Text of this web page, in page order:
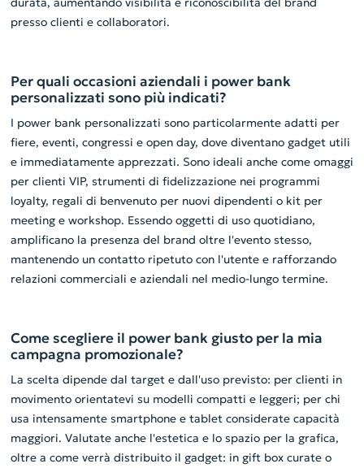
durata, aumentando visibilità e riconoscibilità del brand
presso clienti e collaboratori.
Per quali occasioni aziendali i power bank
personalizzati sono più indicati?
I power bank personalizzati sono particolarmente adatti per
fiere, eventi, congressi e open day, dove diventano gadget utili
e immediatamente apprezzati. Sono ideali anche come omaggi
per clienti VIP, strumenti di fidelizzazione nei programmi
loyalty, regali di benvenuto per nuovi dipendenti o kit per
meeting e workshop. Essendo oggetti di uso quotidiano,
amplificano la presenza del brand oltre l'evento stesso,
mantenendo un contatto ripetuto con l'utente e rafforzando
relazioni commerciali e aziendali nel medio-lungo termine.
Come scegliere il power bank giusto per la mia
campagna promozionale?
La scelta dipende dal target e dall'uso previsto: per clienti in
movimento orientatevi su modelli compatti e leggeri; per chi
usa intensamente smartphone e tablet considerate capacità
maggiori. Valutate anche l'estetica e lo spazio per la grafica,
oltre a come verrà distribuito il gadget: in gift box curate o